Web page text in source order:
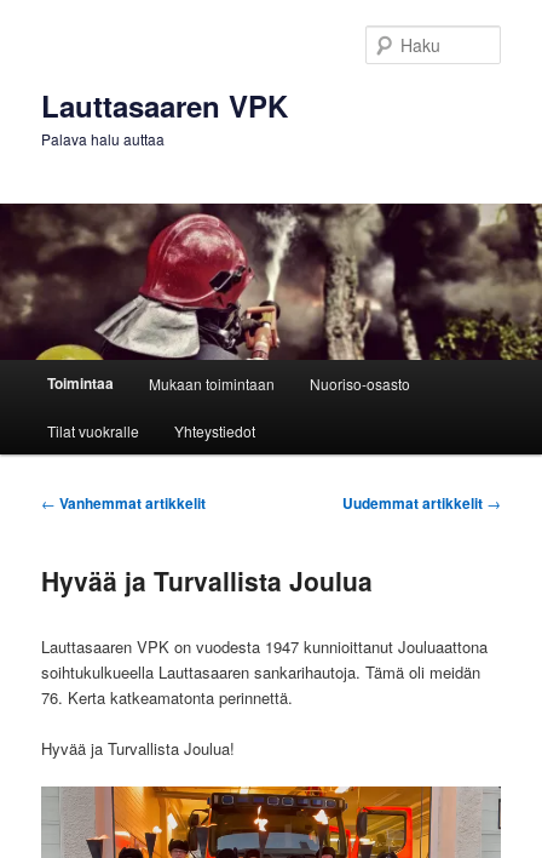
Lauttasaaren VPK
Palava halu auttaa
PäävalikkoToimintaa Mukaan toimintaan Nuoriso-osasto
Tilat vuokralle Yhteystiedot
Artikkelien
← Vanhemmat artikkelit Uudemmat artikkelit →
Hyvää ja Turvallista Joulua
Lauttasaaren VPK on vuodesta 1947 kunnioittanut Jouluaattona
soihtukulkueella Lauttasaaren sankarihautoja. Tämä oli meidän
76. Kerta katkeamatonta perinnettä.
Hyvää ja Turvallista Joulua!